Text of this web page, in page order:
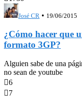
José CR • 19/06/2015
¿Cómo hacer que
formato 3GP?
Alguien sabe de una
no sean de youtube
6
7